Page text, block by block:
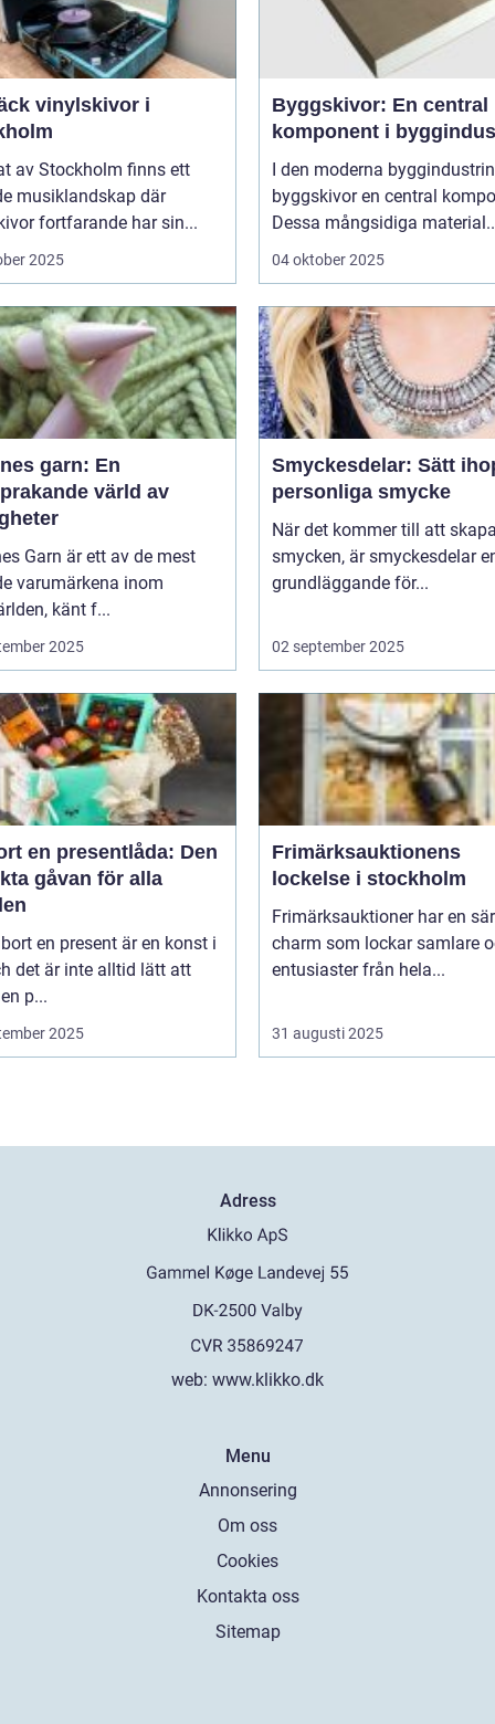
vinylskivor i
av Stockholm finns ett
musiklandskap där
fortfarande har sin...
2025
Byggskivor: En central
komponent i
I den moderna
byggskivor en central
Dessa mångsidiga
04 oktober 2025
garn: En
värld av
Garn är ett av de mest
varumärkena inom
känt f...
2025
Smyckesdelar: Sätt
personliga smycke
När det kommer till att
smycken, är smyckesdelar
grundläggande för...
02 september 2025
en presentlåda: Den
gåvan för alla
en present är en konst i
det är inte alltid lätt att
p...
2025
Frimärksauktionens
lockelse i stockholm
Frimärksauktioner har en
charm som lockar samlare
entusiaster från hela...
31 augusti 2025
Adress
web: www.klikko.dk
Menu
Annonsering
Om oss
Cookies
Kontakta oss
Sitemap